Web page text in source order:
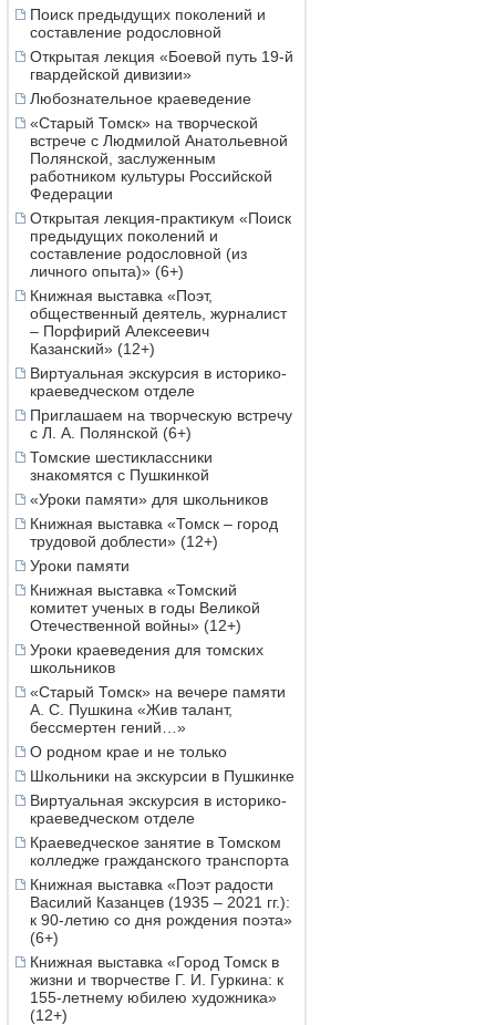
Поиск предыдущих поколений и
составление родословной
Открытая лекция «Боевой путь 19-й
гвардейской дивизии»
Любознательное краеведение
«Старый Томск» на творческой
встрече с Людмилой Анатольевной
Полянской, заслуженным
работником культуры Российской
Федерации
Открытая лекция-практикум «Поиск
предыдущих поколений и
составление родословной (из
личного опыта)» (6+)
Книжная выставка «Поэт,
общественный деятель, журналист
– Порфирий Алексеевич
Казанский» (12+)
Виртуальная экскурсия в историко-
краеведческом отделе
Приглашаем на творческую встречу
с Л. А. Полянской (6+)
Томские шестиклассники
знакомятся с Пушкинкой
«Уроки памяти» для школьников
Книжная выставка «Томск – город
трудовой доблести» (12+)
Уроки памяти
Книжная выставка «Томский
комитет ученых в годы Великой
Отечественной войны» (12+)
Уроки краеведения для томских
школьников
«Старый Томск» на вечере памяти
А. С. Пушкина «Жив талант,
бессмертен гений…»
О родном крае и не только
Школьники на экскурсии в Пушкинке
Виртуальная экскурсия в историко-
краеведческом отделе
Краеведческое занятие в Томском
колледже гражданского транспорта
Книжная выставка «Поэт радости
Василий Казанцев (1935 – 2021 гг.):
к 90-летию со дня рождения поэта»
(6+)
Книжная выставка «Город Томск в
жизни и творчестве Г. И. Гуркина: к
155-летнему юбилею художника»
(12+)